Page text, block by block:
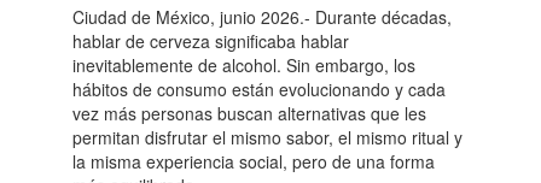
Ciudad de México, junio 2026.- Durante décadas,
hablar de cerveza significaba hablar
inevitablemente de alcohol. Sin embargo, los
hábitos de consumo están evolucionando y cada
vez más personas buscan alternativas que les
permitan disfrutar el mismo sabor, el mismo ritual y
la misma experiencia social, pero de una forma